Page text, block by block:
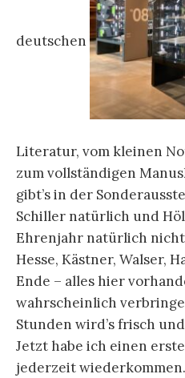
deutschen
Literatur, vom kleinen
zum vollständigen
gibt’s in der
Schiller natürlich und
Ehrenjahr natürlich nicht
Hesse, Kästner, Walser,
Ende – alles hier
wahrscheinlich
Stunden wird’s frisch
Jetzt habe ich einen
jederzeit wiederkommen.